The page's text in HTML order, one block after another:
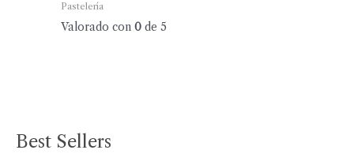
Pastelería
Valorado con0 de 5
Best Sellers